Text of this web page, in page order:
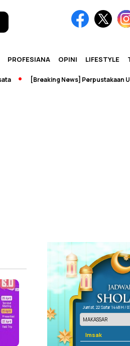
PROFESIANA OPINI LIFESTYLE
[Breaking News] Perpustakaan UNM
Jum'at, 22 Safar 1448 H /
Imsak